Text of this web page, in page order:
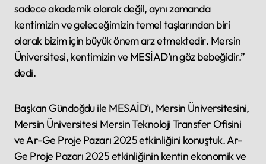
sadece akademik olarak değil, aynı zamanda
kentimizin ve geleceğimizin temel taşlarından biri
olarak bizim için büyük önem arz etmektedir. Mersin
Üniversitesi, kentimizin ve MESİAD’ın göz bebeğidir.”
dedi.
Başkan Gündoğdu ile MESAİD’ı, Mersin Üniversitesini,
Mersin Üniversitesi Mersin Teknoloji Transfer Ofisini
ve Ar-Ge Proje Pazarı 2025 etkinliğini konuştuk. Ar-
Ge Proje Pazarı 2025 etkinliğinin kentin ekonomik ve